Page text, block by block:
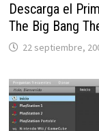
Descarga el
The Big Bang
22 septiembre,